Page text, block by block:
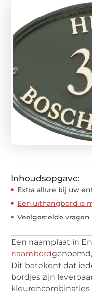
Inhoudsopgave:
Extra allure bij uw
Een uithangbord is
Veelgestelde vragen
Een naamplaat in
naambord
Dit betekent dat
bordjes zijn
kleurencombinaties